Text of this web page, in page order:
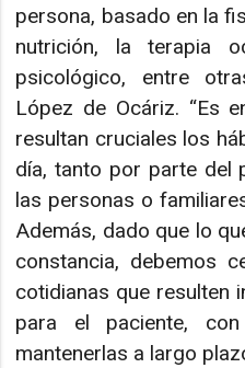
persona, basado en la
nutrición, la terapia
psicológico, entre
López de Ocáriz. “Es
resultan cruciales los
día, tanto por parte del
las personas o
Además, dado que lo
constancia, debemos
cotidianas que resulten
para el paciente,
mantenerlas a largo